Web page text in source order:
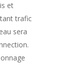
et
trafic
sera